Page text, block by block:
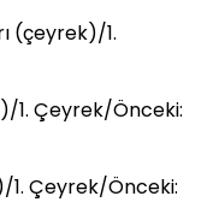
(çeyrek)/1.
1. Çeyrek/Önceki:
Çeyrek/Önceki: